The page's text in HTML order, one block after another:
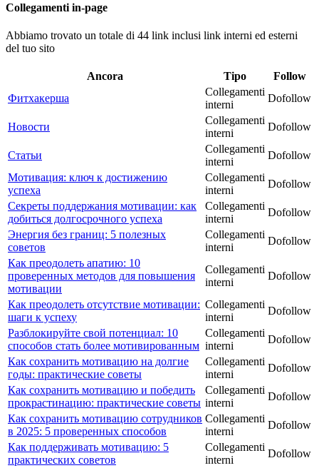
Collegamenti in-page
Abbiamo trovato un totale di 44 link inclusi link interni ed esterni
del tuo sito
Ancora Tipo
Follow
Фитхакерша
Collegamenti
interni
Dofollow
Новости
Collegamenti
interni
Dofollow
Статьи
Collegamenti
interni
Dofollow
Мотивация: ключ к достижению
успеха
Collegamenti
interni
Dofollow
Секреты поддержания мотивации: как
добиться долгосрочного успеха
Collegamenti
interni
Dofollow
Энергия без границ: 5 полезных
советов
Collegamenti
interni
Dofollow
Как преодолеть апатию: 10
проверенных методов для повышения
мотивации
Collegamenti
interni
Dofollow
Как преодолеть отсутствие мотивации:
шаги к успеху
Collegamenti
interni
Dofollow
Разблокируйте свой потенциал: 10
способов стать более мотивированным
Collegamenti
interni
Dofollow
Как сохранить мотивацию на долгие
годы: практические советы
Collegamenti
interni
Dofollow
Как сохранить мотивацию и победить
прокрастинацию: практические советы
Collegamenti
interni
Dofollow
Как сохранить мотивацию сотрудников
в 2025: 5 проверенных способов
Collegamenti
interni
Dofollow
Как поддерживать мотивацию: 5
практических советов
Collegamenti
interni
Dofollow